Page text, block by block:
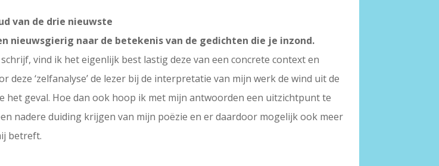
van de drie nieuwste
naar de betekenis van de gedichten die je inzond.
vind ik het eigenlijk best lastig deze van een concrete context en
‘zelfanalyse’ de lezer bij de interpretatie van mijn werk de wind uit de
het geval. Hoe dan ook hoop ik met mijn antwoorden een uitzichtpunt te
nadere duiding krijgen van mijn poëzie en er daardoor mogelijk ook meer
betreft.